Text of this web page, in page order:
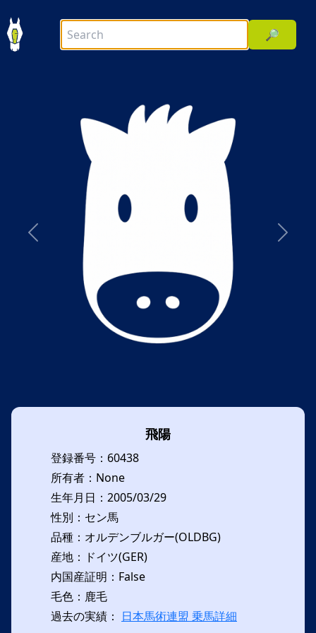
🔎
前へ 次へ
飛陽
登録番号：60438
所有者：None
生年月日：2005/03/29
性別：セン馬
品種：オルデンブルガー(OLDBG)
産地：ドイツ(GER)
内国産証明：False
毛色：鹿毛
過去の実績： 日本馬術連盟 乗馬詳細